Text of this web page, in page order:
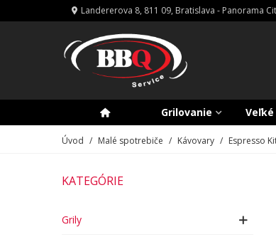
Landererova 8, 811 09, Bratislava - Panorama
Grilovanie
Úvod / Malé spotrebiče / Kávovary / Espresso
KATEGÓRIE
Grily